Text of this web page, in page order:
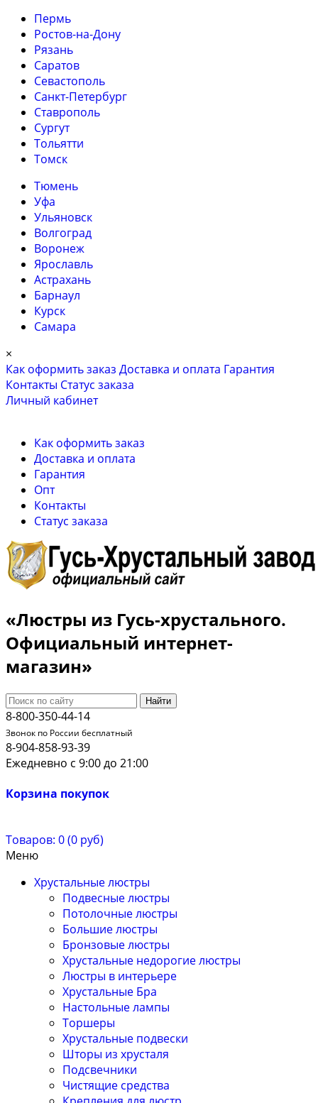
Пермь
Ростов-на-Дону
Рязань
Саратов
Севастополь
Санкт-Петербург
Ставрополь
Сургут
Тольятти
Томск
Тюмень
Уфа
Ульяновск
Волгоград
Воронеж
Ярославль
Астрахань
Барнаул
Курск
Самара
×
Как оформить заказ Доставка и оплата Гарантия
Контакты Cтатус заказа
Личный кабинет
Как оформить заказ
Доставка и оплата
Гарантия
Опт
Контакты
Cтатус заказа
«Люстры из Гусь-хрустального.
Официальный интернет-
магазин»
Найти
8-800-350-44-14
Звонок по России бесплатный
8-904-858-93-39
Ежедневно с 9:00 до 21:00
Корзина покупок
Товаров: 0 (0 руб)
Меню
Хрустальные люстры
Подвесные люстры
Потолочные люстры
Большие люстры
Бронзовые люстры
Хрустальные недорогие люстры
Люстры в интерьере
Хрустальные Бра
Настольные лампы
Торшеры
Хрустальные подвески
Шторы из хрусталя
Подсвечники
Чистящие средства